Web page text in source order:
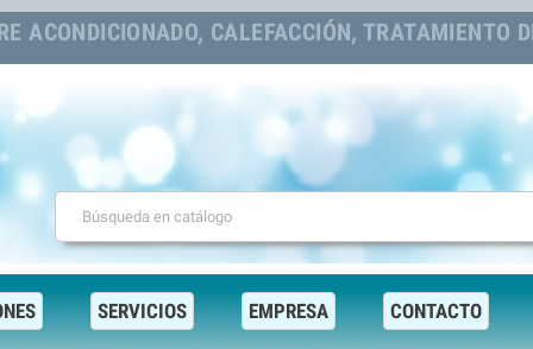
ACONDICIONADO, CALEFACCIÓN, TRATAMIENTO
SERVICIOS EMPRESA CONTACTO